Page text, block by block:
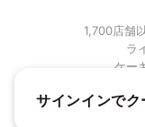
1,700店舗
ラ
ケー
サインインで